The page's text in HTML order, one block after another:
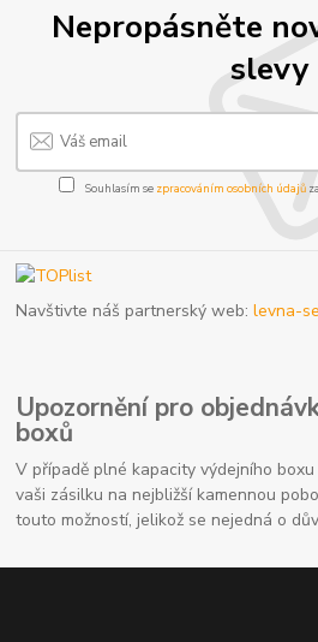
Nepropásněte
slevy
Souhlasím se zpracováním osobních údajů
Navštivte náš partnerský web:levna-
Upozornění pro
boxů
V případě plné kapacity výdejního
vaši zásilku na nejbližší kamennou
touto možností, jelikož se nejedná o